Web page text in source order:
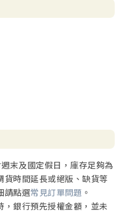
末及國定假日，庫存足夠為
貨時間延長或絕版、缺貨等
請點選常見訂單問題 。
銀行預先授權金額，並未